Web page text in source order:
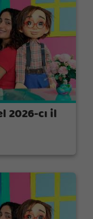
2026-cı il